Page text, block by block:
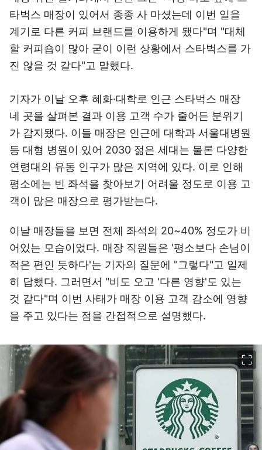
타벅스 매장이 있어서 종종 사 마셨는데 이번 일을
계기로 다른 커피 브랜드를 이용하게 됐다"며 "대체
할 커피숍이 많아 굳이 이런 상황에서 스타벅스를 가
진 않을 것 같다"고 말했다.
기자가 이날 오후 혜화·대학로 인근 스타벅스 매장
네 곳을 살펴본 결과 이용 고객 수가 줄어든 분위기
가 감지됐다. 이들 매장은 인근에 대학과 서울대병원
등 대형 병원이 있어 2030 젊은 세대는 물론 다양한
연령대의 유동 인구가 많은 지역에 있다. 이로 인해
평소에는 빈 좌석을 찾아보기 어려울 정도로 이용 고
객이 많은 매장으로 평가받는다.
이날 매장들을 보면 전체 좌석의 20~40% 정도가 비
어있는 모습이었다. 매장 직원들은 '평소보다 손님이
적은 편인 듯하다'는 기자의 질문에 "그렇다"고 일제
히 답했다. 그러면서 "비도 오고 '다른 영향'도 있는
것 같다"며 이번 사태가 매장 이용 고객 감소에 영향
을 주고 있다는 점을 간접적으로 설명했다.